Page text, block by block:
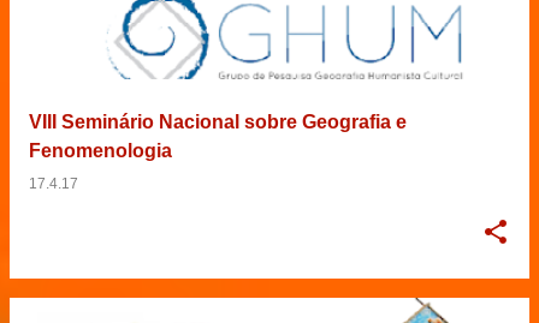
VIII Seminário Nacional sobre Geografia e
Fenomenologia
17.4.17